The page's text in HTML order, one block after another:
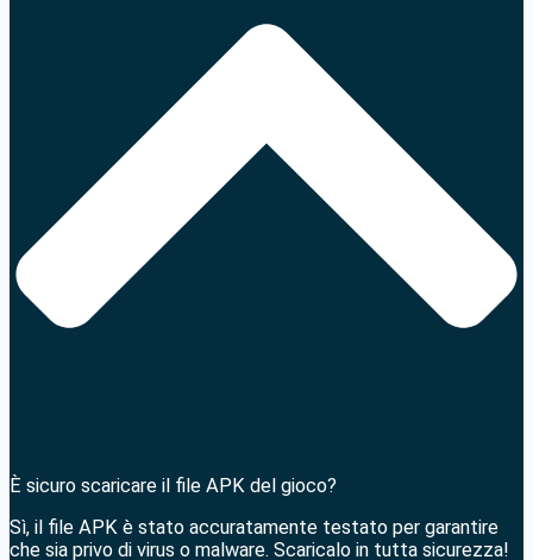
È sicuro scaricare il file APK del gioco?
Sì, il file APK è stato accuratamente testato per garantire
che sia privo di virus o malware. Scaricalo in tutta sicurezza!